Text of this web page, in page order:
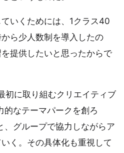
ていくためには、1クラス40
ら少人数制を導入したの
提供したいと思ったからで
初に取り組むクリエイティブ
的なテーマパークを創ろ
、グループで協力しながらア
く。その具体化も重視して